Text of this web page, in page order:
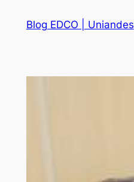
Blog EDCO | Uniandes